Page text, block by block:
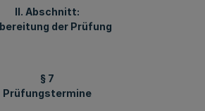
II. Abschnitt:
der Prüfung
§ 7
Prüfungstermine